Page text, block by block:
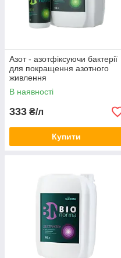
Азот - азотфіксуючи бактерії
для покращення азотного
живлення
В наявності
333 ₴/л
Купити